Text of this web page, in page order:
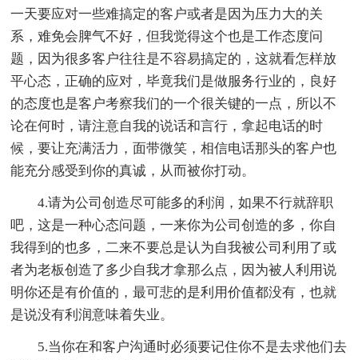
一天要应对一些难搞定的客户或者是因为压力大的关
系，难免会脾气不好，但我觉得这个也是工作态度问
题，因为很多客户往往是不容易搞定的，这就看怎样放
平心态，正确的应对，毕竟我们是做服务行业的，良好
的态度也是客户考察我们的一个很关键的一点，所以不
论在何时，请注意自我的说话和言行，拿起电话的时
候，要让充满活力，面带微笑，相信电话那头的客户也
能充分感受到你的真诚，从而被你打动。
4.请为公司创造尽可能多的利润，如果不行就辞职
吧，这是一种心态问题，一来你为公司创造的多，你自
我得到的也多，二来不要总是认为自我被公司利用了或
者为老板创造了多少自我才拿那么点，因为被人利用说
明你还是有价值的，最可悲的是利用价值都没有，也就
是说没有利润意味着失业。
5.当你在和客户沟通时必须要记住你不是去求他们去